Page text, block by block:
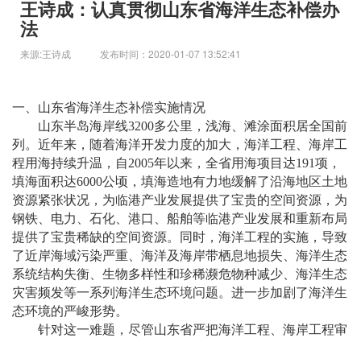
王诗成：认真贯彻山东省海洋生态补偿办
法
来源:王诗成 发布时间：2020-01-07 13:52:41
一、山东省海洋生态补偿实施情况
山东半岛海岸线3200多公里，浅海、滩涂面积居全国前
列。近年来，随着海洋开发力度的加大，海洋工程、海岸工
程用海持续升温，自2005年以来，全省用海项目达191项，
填海面积达6000公顷，填海造地有力地缓解了沿海地区土地
资源紧张状况，为临港产业发展提供了宝贵的空间资源，为
钢铁、电力、石化、港口、船舶等临港产业发展和重新布局
提供了宝贵稀缺的空间资源。同时，海洋工程的实施，导致
了近岸海域污染严重、海洋及海岸带栖息地损失、海洋生态
系统结构失衡、生物多样性和珍稀濒危物种减少、海洋生态
灾害频发等一系列海洋生态环境问题。进一步加剧了海洋生
态环境的严峻形势。
针对这一难题，尽管山东省严把海洋工程、海岸工程审